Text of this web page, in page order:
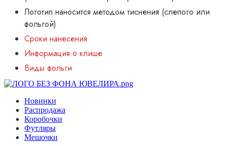
Логотип наносится методом тиснения (слепого или
фольгой)
Сроки нанесения
Информация о клише
Виды фольги
Новинки
Распродажа
Коробочки
Футляры
Мешочки